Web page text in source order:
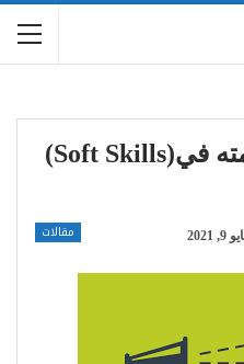
سلسلةخلاصةما تعلمته في(soft Skills)
مقالات 2021